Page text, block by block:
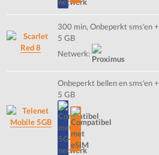
Red 8
300 min, Onbeperkt sms'en +
5 GB
Netwerk:
Mobile 5GB
Onbeperkt bellen en sms'en +
5 GB